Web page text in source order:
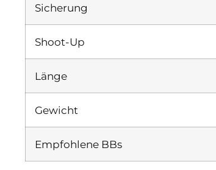
Sicherung
Shoot-Up
Länge
Gewicht
Empfohlene BBs